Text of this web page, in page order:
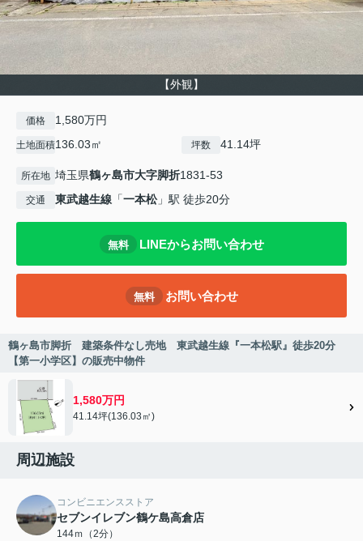
【外観】
価格 1,580万円
土地面積136.03㎡ 坪数 41.14坪
所在地 埼玉県鶴ヶ島市大字脚折1831-53
交通 東武越生線 「一本松」駅 徒歩20分
無料 LINEからお問い合わせ
無料 お問い合わせ
鶴ヶ島市脚折 建築条件なし売地 東武越生線『一本松駅』徒歩20分
【第一小学区】の販売中物件
1,580万円
41.14坪(136.03㎡)
周辺施設
コンビニエンスストア
セブンイレブン鶴ケ島高倉店
144ｍ（2分）